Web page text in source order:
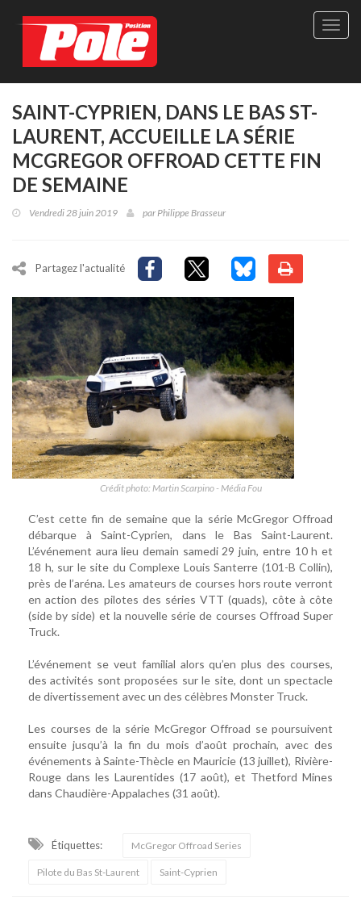
Site
SAINT-CYPRIEN, DANS LE BAS ST-
LAURENT, ACCUEILLE LA SÉRIE
MCGREGOR OFFROAD CETTE FIN
DE SEMAINE
Vendredi 28 juin 2019 parPhilippe Brasseur
Partagez l'actualité
Crédit photo: Martin Scarpino - Média Fou
C’est cette fin de semaine que la série McGregor Offroad
débarque à Saint-Cyprien, dans le Bas Saint-Laurent.
L’événement aura lieu demain samedi 29 juin, entre 10 h et
18 h, sur le site du Complexe Louis Santerre (101-B Collin),
près de l’aréna. Les amateurs de courses hors route verront
en action des pilotes des séries VTT (quads), côte à côte
(side by side) et la nouvelle série de courses Offroad Super
Truck.
L’événement se veut familial alors qu’en plus des courses,
des activités sont proposées sur le site, dont un spectacle
de divertissement avec un des célèbres Monster Truck.
Les courses de la série McGregor Offroad se poursuivent
ensuite jusqu’à la fin du mois d’août prochain, avec des
événements à Sainte-Thècle en Mauricie (13 juillet), Rivière-
Rouge dans les Laurentides (17 août), et Thetford Mines
dans Chaudière-Appalaches (31 août).
Étiquettes: McGregor Offroad Series
Pilote du Bas St-Laurent Saint-Cyprien